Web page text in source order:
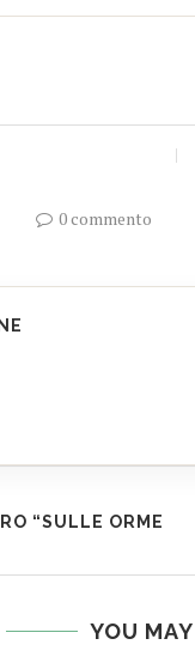
0 commento
“SULLE ORME
YOU